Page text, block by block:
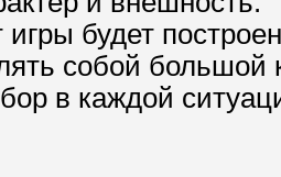
будет
собой большой
в каждой